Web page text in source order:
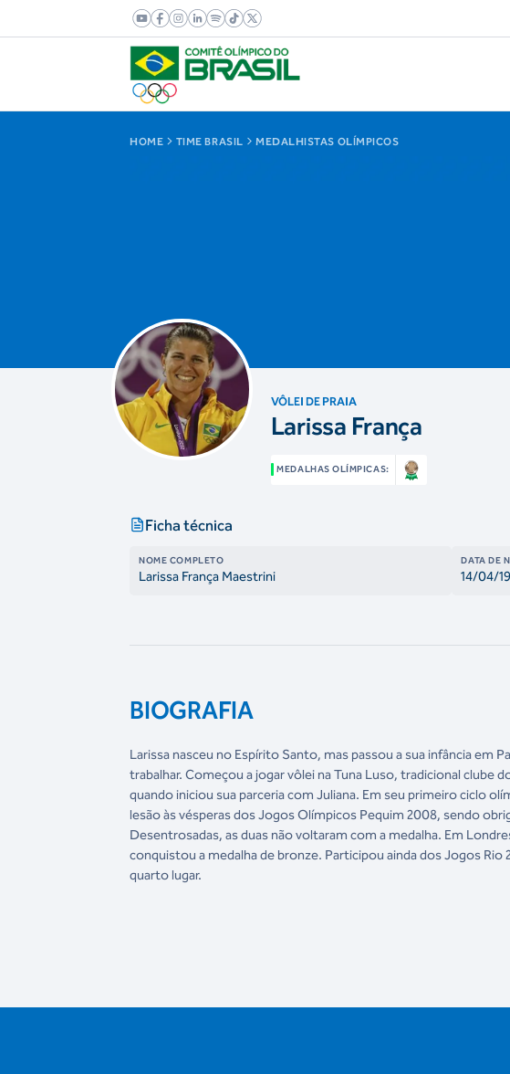
HOME TIME BRASIL MEDALHISTAS OLÍMPICOS
VÔLEI DE PRAIA
Larissa França
MEDALHAS OLÍMPICAS:
Ficha técnica
NOME COMPLETO
Larissa França Maestrini
DATA DE
14/04/
BIOGRAFIA
Larissa nasceu no Espírito Santo, mas passou a sua infância em
trabalhar. Começou a jogar vôlei na Tuna Luso, tradicional clube
quando iniciou sua parceria com Juliana. Em seu primeiro ciclo
lesão às vésperas dos Jogos Olímpicos Pequim 2008, sendo
Desentrosadas, as duas não voltaram com a medalha. Em
conquistou a medalha de bronze. Participou ainda dos Jogos
quarto lugar.